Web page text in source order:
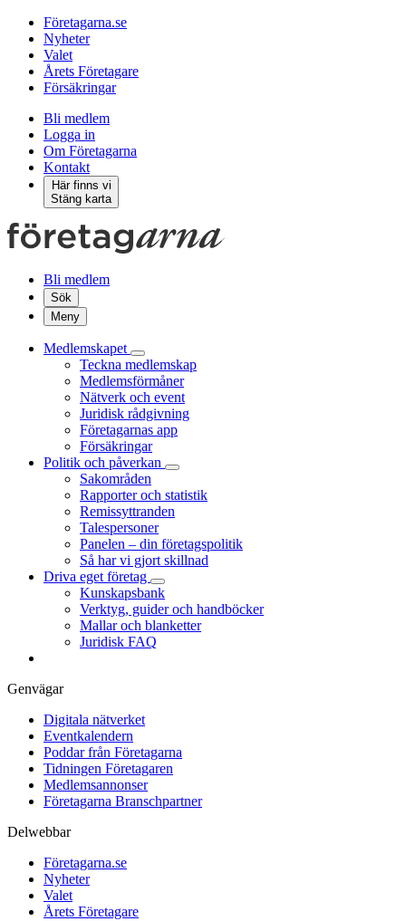
Företagarna.se
Nyheter
Valet
Årets Företagare
Försäkringar
Bli medlem
Logga in
Om Företagarna
Kontakt
Här finns vi
Stäng karta
Bli medlem
Sök
Meny
Medlemskapet
Teckna medlemskap
Medlemsförmåner
Nätverk och event
Juridisk rådgivning
Företagarnas app
Försäkringar
Politik och påverkan
Sakområden
Rapporter och statistik
Remissyttranden
Talespersoner
Panelen – din företagspolitik
Så har vi gjort skillnad
Driva eget företag
Kunskapsbank
Verktyg, guider och handböcker
Mallar och blanketter
Juridisk FAQ
Genvägar
Digitala nätverket
Eventkalendern
Poddar från Företagarna
Tidningen Företagaren
Medlemsannonser
Företagarna Branschpartner
Delwebbar
Företagarna.se
Nyheter
Valet
Årets Företagare